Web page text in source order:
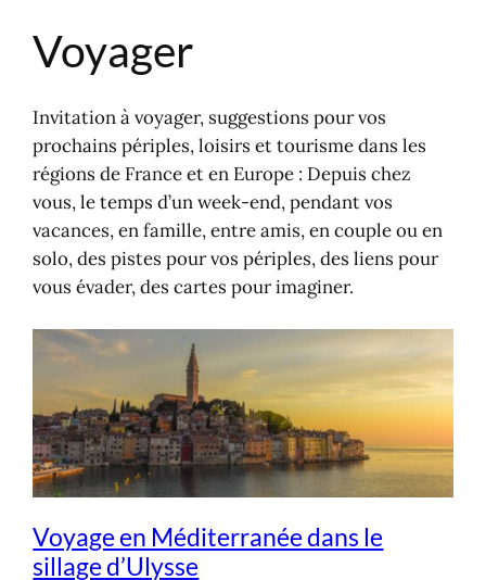
AllerVoyager
Invitation à voyager, suggestions pour vos
prochains périples, loisirs et tourisme dans les
régions de France et en Europe : Depuis chez
vous, le temps d’un week-end, pendant vos
vacances, en famille, entre amis, en couple ou en
solo, des pistes pour vos périples, des liens pour
vous évader, des cartes pour imaginer.
Voyage en Méditerranée dans le
sillage d’Ulysse